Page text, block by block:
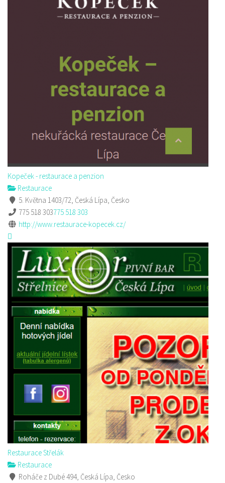
Kopeček - restaurace a penzion
Restaurace
5. Května 1403/72, Česká Lípa, Česko
775 518 303775 518 303
http://www.restaurace-kopecek.cz/
Restaurace Střelák
Restaurace
Roháče z Dubé 494, Česká Lípa, Česko